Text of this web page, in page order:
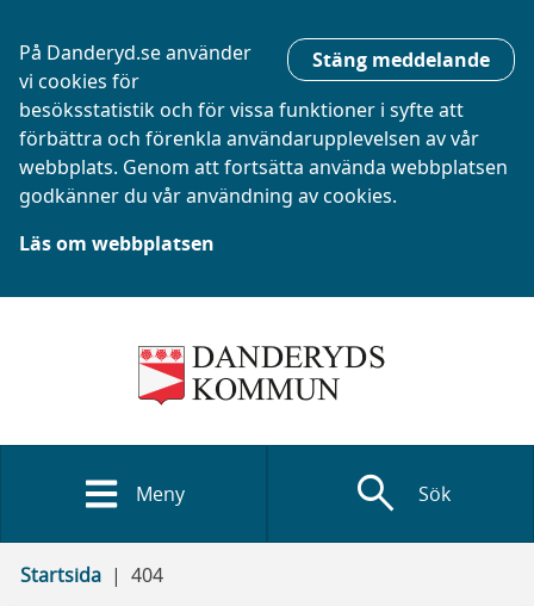
Stäng meddelande
På Danderyd.se använder
vi cookies för
besöksstatistik och för vissa funktioner i syfte att
förbättra och förenkla användarupplevelsen av vår
webbplats. Genom att fortsätta använda webbplatsen
godkänner du vår användning av cookies.
Läs om webbplatsen
Meny search Sök
Startsida 404